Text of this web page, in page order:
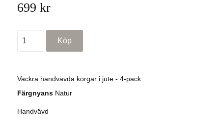
699 kr
Vackra handvävda korgar i jute - 4-pack
Färgnyans Natur
Handvävd